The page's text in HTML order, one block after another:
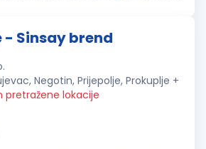
- Sinsay brend
Negotin, Prijepolje, Prokuplje +
pretražene lokacije